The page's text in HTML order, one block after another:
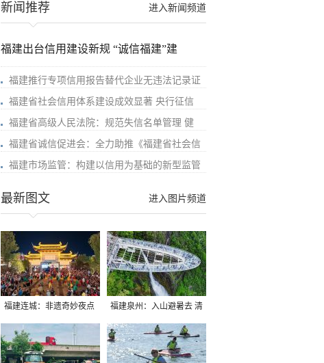
进入新闻频道
新闻推荐
福建出台信用建设新规 “诚信福建”建
福建推行专项信用报告替代企业无违法记录证
福建省社会信用体系建设成效显著 央行征信
福建省高级人民法院：规范失信名单管理 健
福建省诚信促进会：全力助推《福建省社会信
福建市场监管：构建以信用为基础的新型监管
进入图片频道
最新图文
福建连城：非遗奇妙夜点
亮夏夜
福建泉州：入山避暑去 清
凉好惬意